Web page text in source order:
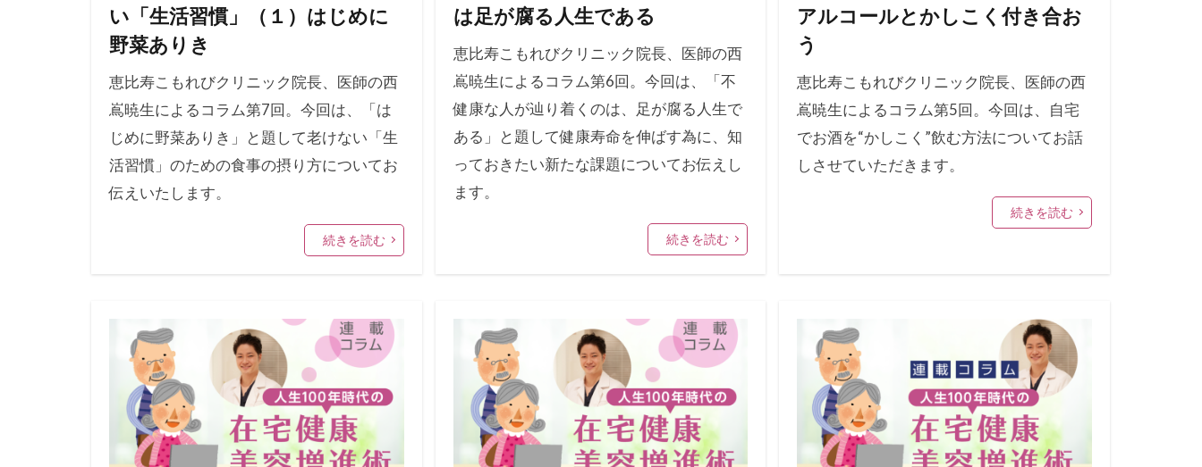
い「生活習慣」（１）はじめに
野菜ありき
恵比寿こもれびクリニック院長、医師の西
嶌暁生によるコラム第7回。今回は、「は
じめに野菜ありき」と題して老けない「生
活習慣」のための食事の摂り方についてお
伝えいたします。
続きを読む
は足が腐る人生である
恵比寿こもれびクリニック院長、医師の西
嶌暁生によるコラム第6回。今回は、「不
健康な人が辿り着くのは、足が腐る人生で
ある」と題して健康寿命を伸ばす為に、知
っておきたい新たな課題についてお伝えし
ます。
続きを読む
アルコールとかしこく付き合お
う
恵比寿こもれびクリニック院長、医師の西
嶌暁生によるコラム第5回。今回は、自宅
でお酒を“かしこく”飲む方法についてお話
しさせていただきます。
続きを読む